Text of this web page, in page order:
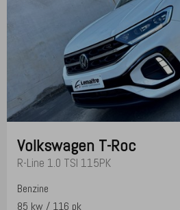
Volkswagen T-Roc
R-Line 1.0 TSI 115PK
Benzine
85 kw / 116 pk